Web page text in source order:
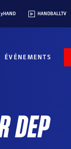
HANDBALLTV
ÉVÉNEMENTS
DEP